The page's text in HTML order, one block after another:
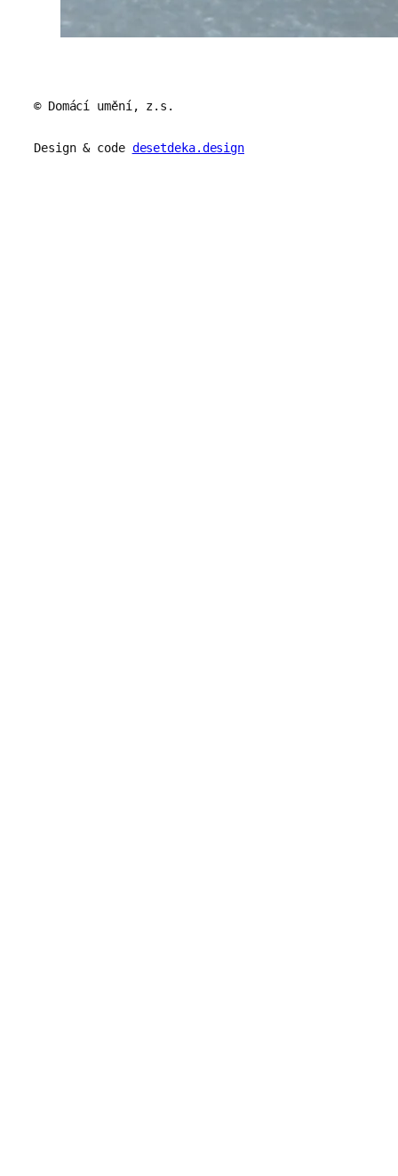
© Domácí umění, z.s.
Design & code desetdeka.design